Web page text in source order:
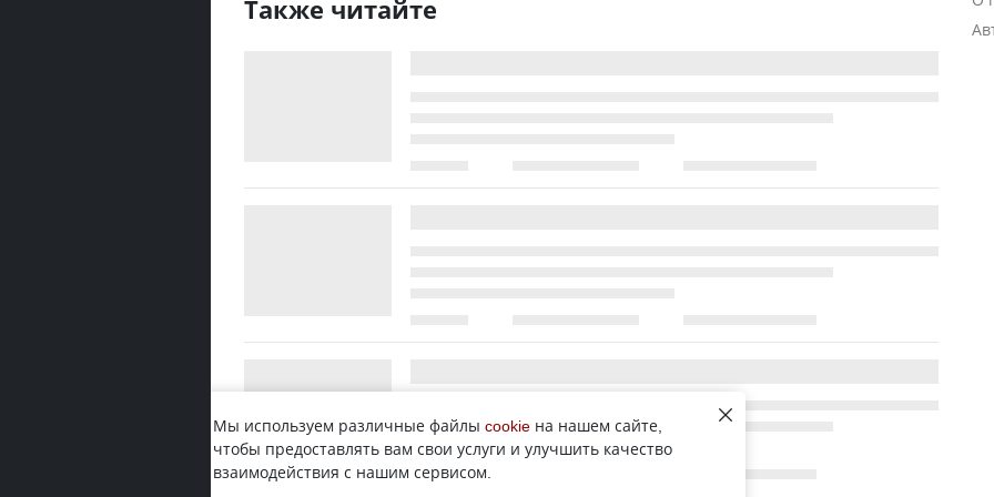
Также читайте
Мы используем различные файлы cookie на нашем сайте,
чтобы предоставлять вам свои услуги и улучшить качество
взаимодействия с нашим сервисом.